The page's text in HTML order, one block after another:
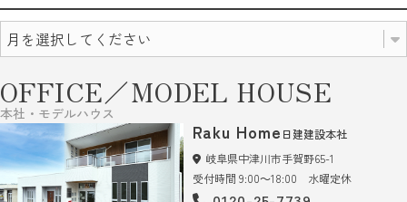
OFFICE／MODEL HOUSE
本社・モデルハウス
Raku Home 日建建設本社
岐阜県中津川市手賀野65-1
受付時間 9:00～18:00 水曜定休